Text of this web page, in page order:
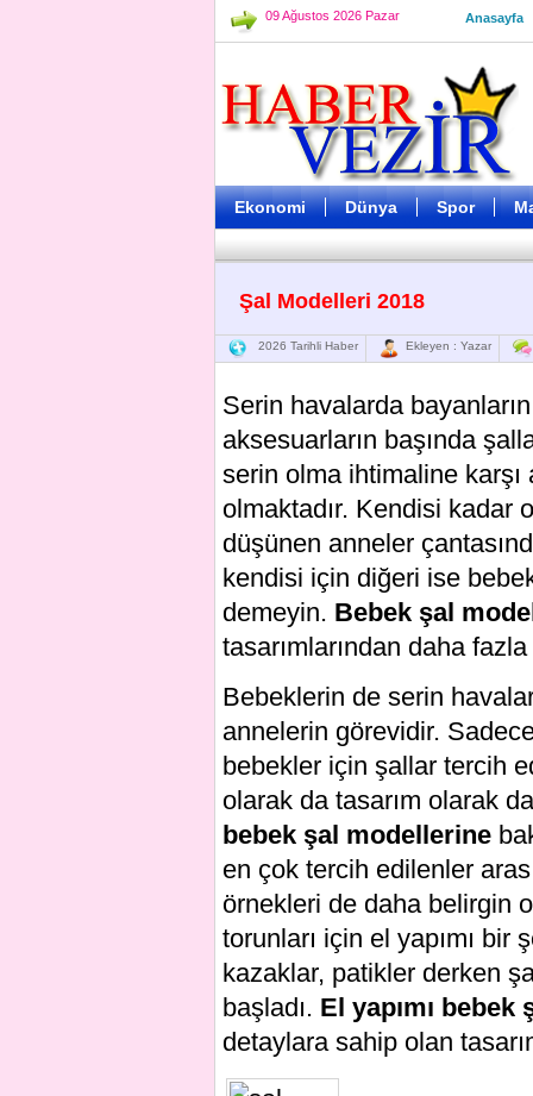
09 Ağustos 2026 Pazar Anasayfa
Ekonomi Dünya Spor
Şal Modelleri 2018
2026 Tarihli Haber Ekleyen : Yazar
Serin havalarda
aksesuarların başında
serin olma ihtimaline
olmaktadır. Kendisi kadar
düşünen anneler
kendisi için diğeri ise
demeyin. Bebek şal
tasarımlarından daha
Bebeklerin de serin
annelerin görevidir.
bebekler için şallar tercih
olarak da tasarım olarak
bebek şal modellerine
en çok tercih edilenler
örnekleri de daha belirgin
torunları için el yapımı bir
kazaklar, patikler derken
başladı. El yapımı
detaylara sahip olan